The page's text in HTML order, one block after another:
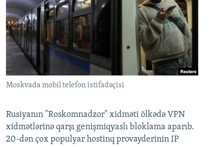
Moskvada mobil telefon istifadəçisi
Rusiyanın "Roskomnadzor" xidməti ölkədə VPN
xidmətlərinə qarşı genişmiqyaslı bloklama aparıb.
20-dən çox populyar hostinq provayderinin IP